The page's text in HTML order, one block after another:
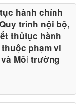
hành chính
trình nội bộ,
thủtục hành
phạm vi
Môi trường